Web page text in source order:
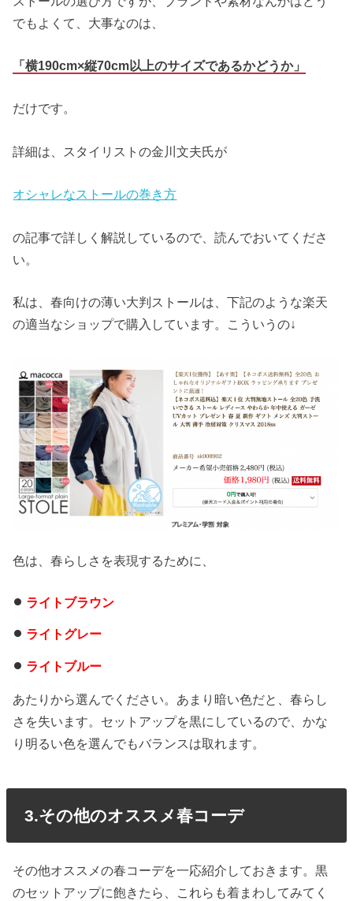
でもよくて、大事なのは、
「横190cm×縦70cm以上のサイズであるかどうか」
だけです。
詳細は、スタイリストの金川文夫氏が
オシャレなストールの巻き方
の記事で詳しく解説しているので、読んでおいてくださ
い。
私は、春向けの薄い大判ストールは、下記のような楽天
の適当なショップで購入しています。こういうの↓
色は、春らしさを表現するために、
ライトブラウン
ライトグレー
ライトブルー
あたりから選んでください。あまり暗い色だと、春らし
さを失います。セットアップを黒にしているので、かな
り明るい色を選んでもバランスは取れます。
3.その他のオススメ春コーデ
その他オススメの春コーデを一応紹介しておきます。黒
のセットアップに飽きたら、これらも着まわしてみてく